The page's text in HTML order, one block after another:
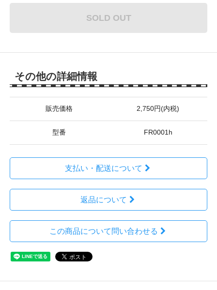
SOLD OUT
その他の詳細情報
販売価格 2,750円(内税)
型番 FR0001h
支払い・配送について
返品について
この商品について問い合わせる